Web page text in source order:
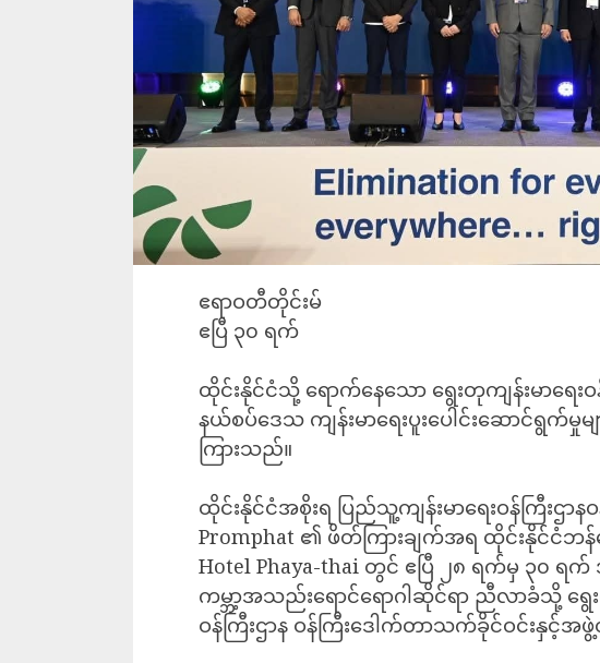
‎ဧရာဝတီတိုင်းမ်
‎‎ဧပြီ ၃၀ ရက်
ထိုင်းနိုင်ငံသို့ ရောက်နေသော ရွေးတုကျန်းမာရေးဝ
နယ်စပ်ဒေသ ကျန်းမာရေးပူးပေါင်းဆောင်ရွက်မှုမျ
ကြားသည်။
ထိုင်းနိုင်ငံအစိုးရ ပြည်သူ့ကျန်းမာရေးဝန်ကြီးဌာနဝ
Promphat ၏ ဖိတ်ကြားချက်အရ ထိုင်းနိုင်ငံဘန်
Hotel Phaya-thai တွင် ဧပြီ ၂၈ ရက်မှ ၃၀
ကမ္ဘာ့အသည်းရောင်ရောဂါဆိုင်ရာ ညီလာခံသို့ ရွေး
ဝန်ကြီးဌာန ဝန်ကြီးဒေါက်တာသက်ခိုင်ဝင်းနှင့်